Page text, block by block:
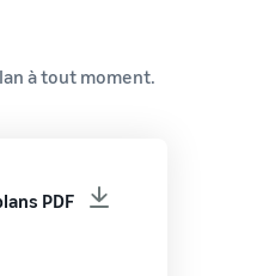
à tout moment.
PDF